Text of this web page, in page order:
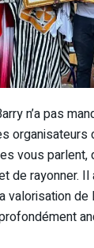
n’a pas
organisateurs
vous parlent,
de rayonner.
valorisation